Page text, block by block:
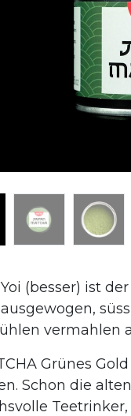
Yoi (besser) ist
ausgewogen,
vermahlen
Grünes
Schon die